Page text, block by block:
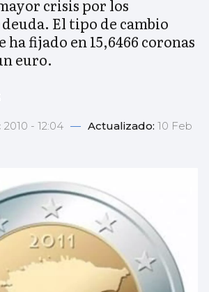
crisis por los
El tipo de cambio
fijado en 15,6466 coronas
euro.
- 12:04 — Actualizado: 10 Feb